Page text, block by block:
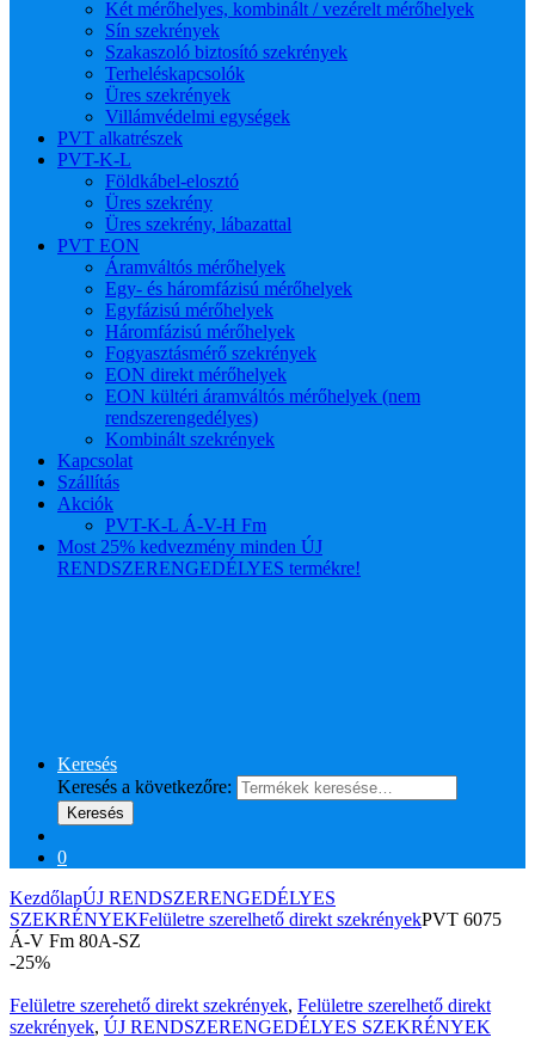
Két mérőhelyes, kombinált / vezérelt mérőhelyek
Sín szekrények
Szakaszoló biztosító szekrények
Terheléskapcsolók
Üres szekrények
Villámvédelmi egységek
PVT alkatrészek
PVT-K-L
Földkábel-elosztó
Üres szekrény
Üres szekrény, lábazattal
PVT EON
Áramváltós mérőhelyek
Egy- és háromfázisú mérőhelyek
Egyfázisú mérőhelyek
Háromfázisú mérőhelyek
Fogyasztásmérő szekrények
EON direkt mérőhelyek
EON kültéri áramváltós mérőhelyek (nem
rendszerengedélyes)
Kombinált szekrények
Kapcsolat
Szállítás
Akciók
PVT-K-L Á-V-H Fm
Most 25% kedvezmény minden ÚJ
RENDSZERENGEDÉLYES termékre!
Keresés
Keresés a következőre:
Keresés
0
KezdőlapÚJ RENDSZERENGEDÉLYES
SZEKRÉNYEKFelületre szerelhető direkt szekrényekPVT 6075
Á-V Fm 80A-SZ
-25%
Felületre szerehető direkt szekrények, Felületre szerelhető direkt
szekrények, ÚJ RENDSZERENGEDÉLYES SZEKRÉNYEK